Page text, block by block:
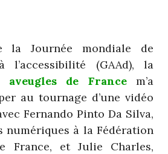
la Journée mondiale de
l’accessibilité (GAAd), la
aveugles de Francem’a
au tournage d’une vidéo
Fernando Pinto Da Silva,
numériques à la Fédération
France, et Julie Charles,